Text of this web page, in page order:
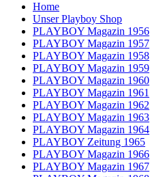
Home
Unser Playboy Shop
PLAYBOY Magazin 1956
PLAYBOY Magazin 1957
PLAYBOY Magazin 1958
PLAYBOY Magazin 1959
PLAYBOY Magazin 1960
PLAYBOY Magazin 1961
PLAYBOY Magazin 1962
PLAYBOY Magazin 1963
PLAYBOY Magazin 1964
PLAYBOY Zeitung 1965
PLAYBOY Magazin 1966
PLAYBOY Magazin 1967